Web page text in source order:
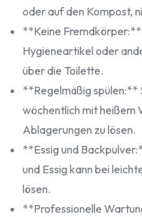
oder auf den Kompost,
**Keine Fremdkörper:**
Hygieneartikel oder
über die Toilette.
**Regelmäßig spülen:**
wöchentlich mit heißem
Ablagerungen zu lösen.
**Essig und
und Essig kann bei
lösen.
**Professionelle